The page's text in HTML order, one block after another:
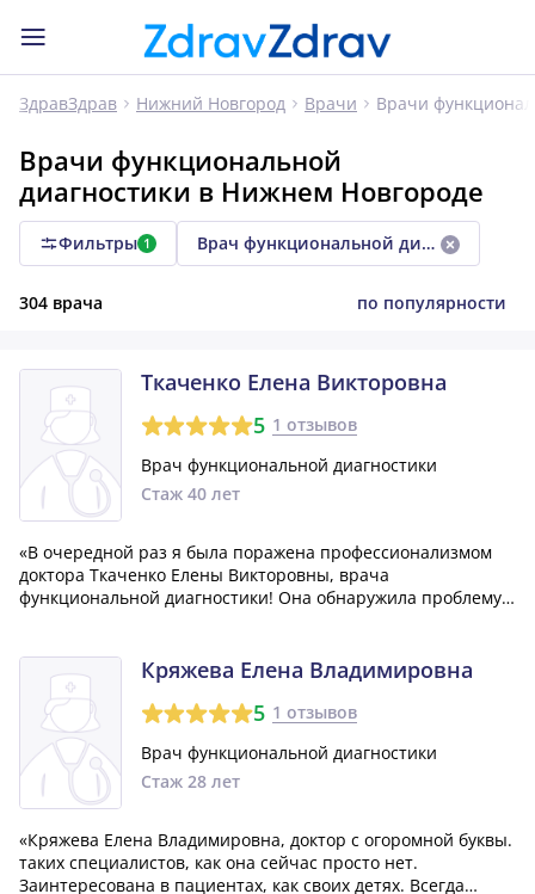
ЗдравЗдрав Нижний Новгород Врачи Врачи
Врачи функциональной
диагностики в Нижнем Новгороде
Фильтры 1 Врач функциональной диагностики
304 врача по популярности
Ткаченко Елена Викторовна
5 1 отзывов
Врач функциональной диагностики
Стаж 40 лет
«В очередной раз я была поражена профессионализмом
доктора Ткаченко Елены Викторовны, врача
функциональной диагностики! Она обнаружила проблему,
она невероятно отзывчивая и всегда готов...»
Кряжева Елена Владимировна
5 1 отзывов
Врач функциональной диагностики
Стаж 28 лет
«Кряжева Елена Владимировна, доктор с огоромной буквы.
таких специалистов, как она сейчас просто нет.
Заинтересована в пациентах, как своих детях. Всегда